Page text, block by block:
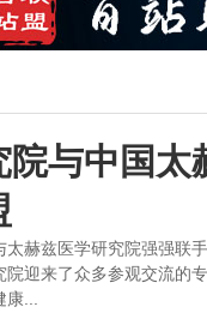
与中国
赫兹医学研究院强强联
迎来了众多参观交流的
...